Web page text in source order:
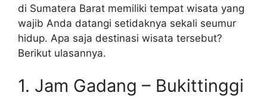
di Sumatera Barat memiliki tempat wisata yang
wajib Anda datangi setidaknya sekali seumur
hidup. Apa saja destinasi wisata tersebut?
Berikut ulasannya.
1. Jam Gadang – Bukittinggi